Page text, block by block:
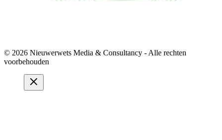
© 2026 Nieuwerwets Media & Consultancy - Alle rechten
voorbehouden